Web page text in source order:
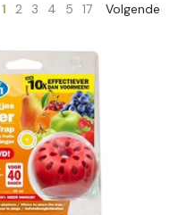
1 2 3 4 5 17 Volgende